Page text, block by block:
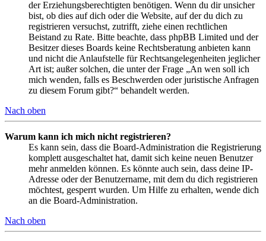
der Erziehungsberechtigten benötigen. Wenn du dir unsicher
bist, ob dies auf dich oder die Website, auf der du dich zu
registrieren versuchst, zutrifft, ziehe einen rechtlichen
Beistand zu Rate. Bitte beachte, dass phpBB Limited und der
Besitzer dieses Boards keine Rechtsberatung anbieten kann
und nicht die Anlaufstelle für Rechtsangelegenheiten jeglicher
Art ist; außer solchen, die unter der Frage „An wen soll ich
mich wenden, falls es Beschwerden oder juristische Anfragen
zu diesem Forum gibt?“ behandelt werden.
Nach oben
Warum kann ich mich nicht registrieren?
Es kann sein, dass die Board-Administration die Registrierung
komplett ausgeschaltet hat, damit sich keine neuen Benutzer
mehr anmelden können. Es könnte auch sein, dass deine IP-
Adresse oder der Benutzername, mit dem du dich registrieren
möchtest, gesperrt wurden. Um Hilfe zu erhalten, wende dich
an die Board-Administration.
Nach oben